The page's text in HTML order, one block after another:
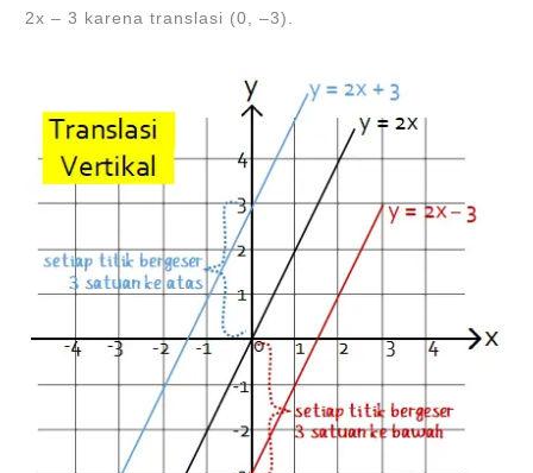
2x – 3 karena translasi (0, –3).